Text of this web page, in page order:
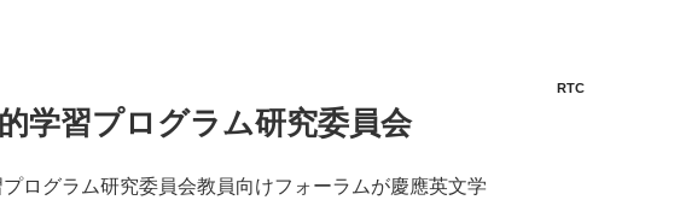
学習プログラム研究委員会
ログラム研究委員会教員向けフォーラムが慶應英文学
RTC